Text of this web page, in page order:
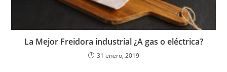
La Mejor Freidora industrial ¿A gas o eléctrica?
31 enero, 2019